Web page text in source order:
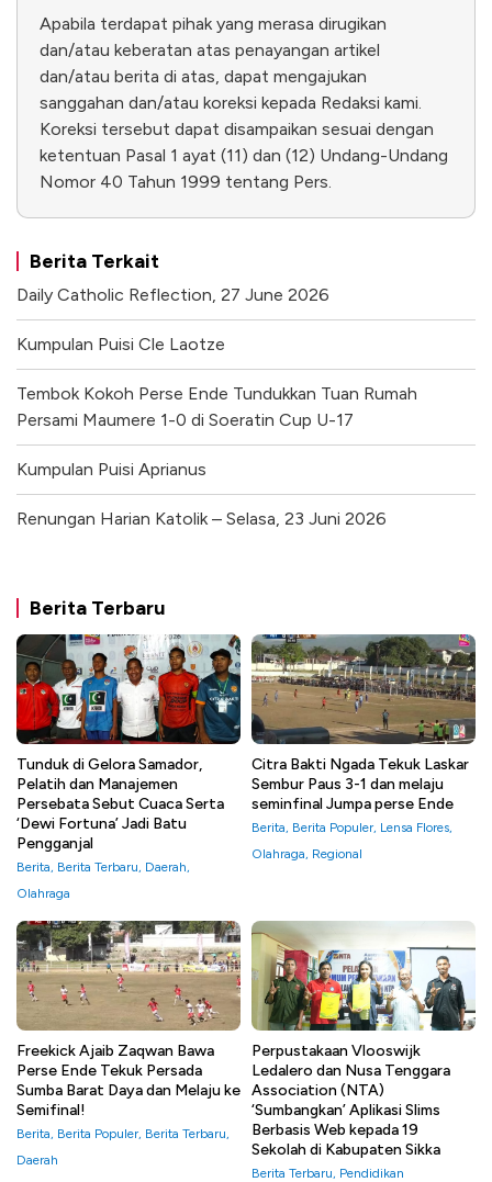
Apabila terdapat pihak yang merasa dirugikan
dan/atau keberatan atas penayangan artikel
dan/atau berita di atas, dapat mengajukan
sanggahan dan/atau koreksi kepada Redaksi kami.
Koreksi tersebut dapat disampaikan sesuai dengan
ketentuan Pasal 1 ayat (11) dan (12) Undang-Undang
Nomor 40 Tahun 1999 tentang Pers.
Berita Terkait
Daily Catholic Reflection, 27 June 2026
Kumpulan Puisi Cle Laotze
Tembok Kokoh Perse Ende Tundukkan Tuan Rumah
Persami Maumere 1-0 di Soeratin Cup U-17
Kumpulan Puisi Aprianus
Renungan Harian Katolik – Selasa, 23 Juni 2026
Berita Terbaru
Tunduk di Gelora Samador,
Pelatih dan Manajemen
Persebata Sebut Cuaca Serta
‘Dewi Fortuna’ Jadi Batu
Pengganjal
Berita, Berita Terbaru, Daerah,
Olahraga
Citra Bakti Ngada Tekuk Laskar
Sembur Paus 3-1 dan melaju
seminfinal Jumpa perse Ende
Berita, Berita Populer, Lensa Flores,
Olahraga, Regional
Freekick Ajaib Zaqwan Bawa
Perse Ende Tekuk Persada
Sumba Barat Daya dan Melaju ke
Semifinal!
Berita, Berita Populer, Berita Terbaru,
Daerah
Perpustakaan Vlooswijk
Ledalero dan Nusa Tenggara
Association (NTA)
‘Sumbangkan’ Aplikasi Slims
Berbasis Web kepada 19
Sekolah di Kabupaten Sikka
Berita Terbaru, Pendidikan